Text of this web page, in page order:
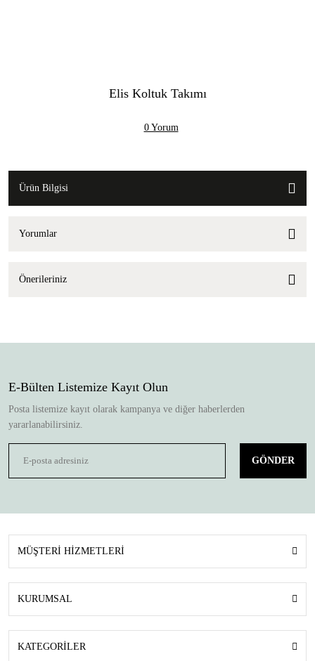
Elis Koltuk Takımı
0 Yorum
Ürün Bilgisi
Yorumlar
Önerileriniz
E-Bülten Listemize Kayıt Olun
Posta listemize kayıt olarak kampanya ve diğer haberlerden
yararlanabilirsiniz.
GÖNDER
MÜŞTERİ HİZMETLERİ
KURUMSAL
KATEGORİLER